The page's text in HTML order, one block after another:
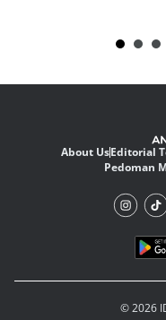
About UsEditorial
Pedoman
© 2026